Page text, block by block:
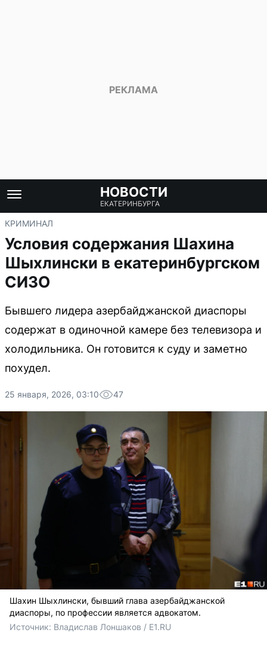
НОВОСТИ
ЕКАТЕРИНБУРГА
КРИМИНАЛ
Условия содержания Шахина
Шыхлински в екатеринбургском
СИЗО
Бывшего лидера азербайджанской диаспоры
содержат в одиночной камере без телевизора и
холодильника. Он готовится к суду и заметно
похудел.
25 января, 2026, 03:10 47
Шахин Шыхлински, бывший глава азербайджанской
диаспоры, по профессии является адвокатом.
Источник: Владислав Лоншаков / E1.RU